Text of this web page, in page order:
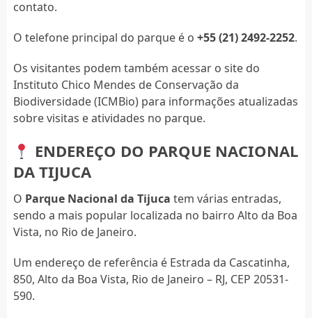
contato.
O telefone principal do parque é o +55 (21) 2492-2252.
Os visitantes podem também acessar o site do
Instituto Chico Mendes de Conservação da
Biodiversidade (ICMBio) para informações atualizadas
sobre visitas e atividades no parque.
ENDEREÇO DO PARQUE NACIONAL
DA TIJUCA
O Parque Nacional da Tijuca tem várias entradas,
sendo a mais popular localizada no bairro Alto da Boa
Vista, no Rio de Janeiro.
Um endereço de referência é Estrada da Cascatinha,
850, Alto da Boa Vista, Rio de Janeiro – RJ, CEP 20531-
590.